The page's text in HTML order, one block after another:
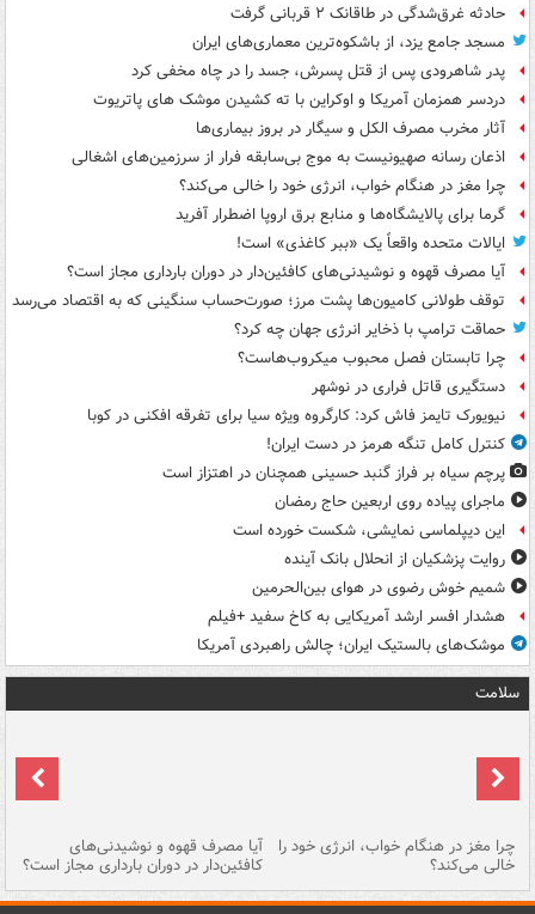
حادثه غرق‌شدگی در طاقانک ۲ قربانی گرفت
مسجد جامع یزد، از باشکوه‌ترین معماری‌های ایران
پدر شاهرودی پس از قتل پسرش، جسد را در چاه مخفی کرد
دردسر همزمان آمریکا و اوکراین با ته کشیدن موشک های پاتریوت
آثار مخرب مصرف الکل و سیگار در بروز بیماری‌ها
اذعان رسانه صهیونیست به موج بی‌سابقه فرار از سرزمین‌های اشغالی
چرا مغز در هنگام خواب، انرژی خود را خالی می‌کند؟
گرما برای پالایشگاه‌ها و منابع برق اروپا اضطرار آفرید
ایالات متحده واقعاً یک «ببر کاغذی» است!
آیا مصرف قهوه و نوشیدنی‌های کافئین‌دار در دوران بارداری مجاز است؟
توقف طولانی کامیون‌ها پشت مرز؛ صورت‌حساب سنگینی که به اقتصاد می‌رسد
حماقت ترامپ با ذخایر انرژی جهان چه کرد؟
چرا تابستان فصل محبوب میکروب‌هاست؟
دستگیری قاتل فراری در نوشهر
نیویورک تایمز فاش کرد: کارگروه ویژه سیا برای تفرقه افکنی در کوبا
کنترل کامل تنگه هرمز در دست ایران!
پرچم سیاه بر فراز گنبد حسینی همچنان در اهتزاز است
ماجرای پیاده روی اربعین حاج رمضان
این دیپلماسی نمایشی، شکست خورده است
روایت پزشکیان از انحلال بانک آینده
شمیم خوش رضوی در هوای بین‌الحرمین
هشدار افسر ارشد آمریکایی به کاخ سفید +فیلم
موشک‌های بالستیک ایران؛ چالش راهبردی آمریکا
سلامت
چرا مغز در هنگام خواب، انرژی خود را
خالی می‌کند؟
آیا مصرف قهوه و نوشیدنی‌های
کافئین‌دار در دوران بارداری مجاز است؟